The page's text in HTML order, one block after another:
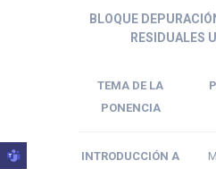
BLOQUE
RESIDUALES
TEMA DE LA
PONENCIA
INTRODUCCIÓN A